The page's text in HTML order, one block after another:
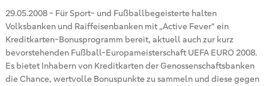
29.05.2008- Für Sport- und Fußballbegeisterte halten
Volksbanken und Raiffeisenbanken mit „Active Fever“ ein
Kreditkarten-Bonusprogramm bereit, aktuell auch zur kurz
bevorstehenden Fußball-Europameisterschaft UEFA EURO 2008.
Es bietet Inhabern von Kreditkarten der Genossenschaftsbanken
die Chance, wertvolle Bonuspunkte zu sammeln und diese gegen